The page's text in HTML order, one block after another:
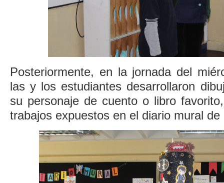
Posteriormente, en la jornada del
las y los estudiantes desarrollaron
su personaje de cuento o libro
trabajos expuestos en el diario mural de